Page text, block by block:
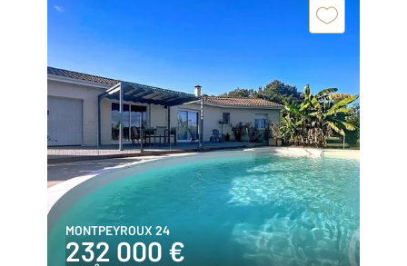
MONTPEYROUX 24
232 000 €